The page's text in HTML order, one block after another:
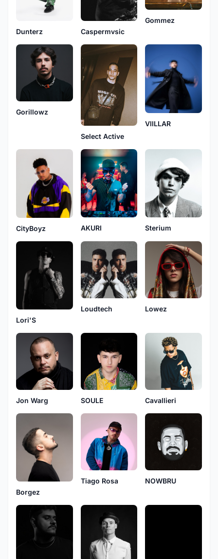
Dunterz Caspermvsic
Gommez
Gorillowz
Select Active
VIILLAR
CityBoyz AKURI Sterium
Lori'S
Loudtech Lowez
Jon Warg SOULE Cavallieri
Borgez
Tiago Rosa NOWBRU